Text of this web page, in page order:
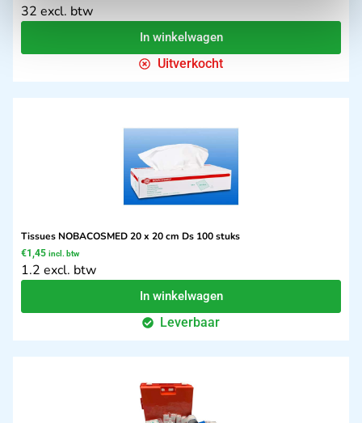
32 excl. btw
In winkelwagen
Uitverkocht
Tissues NOBACOSMED 20 x 20 cm Ds 100 stuks
€1,45 incl. btw
1.2 excl. btw
In winkelwagen
Leverbaar